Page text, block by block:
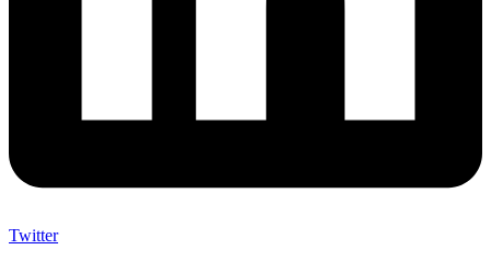
Twitter